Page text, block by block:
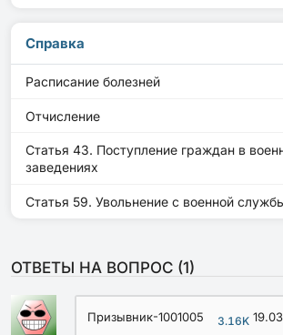
Справка
Расписание болезней
Отчисление
Статья 43. Поступление граждан в
заведениях
Статья 59. Увольнение с военной
ОТВЕТЫ НА ВОПРОС (1)
Призывник-1001005 3.16K